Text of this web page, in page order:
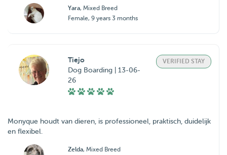
Yara, Mixed Breed
Female, 9 years 3 months
Tiejo
Dog Boarding | 13-06-
26
VERIFIED STAY
Monyque houdt van dieren, is professioneel, praktisch, duidelijk
en flexibel.
Zelda, Mixed Breed